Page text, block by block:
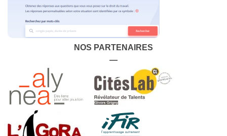
NOS PARTENAIRES
—